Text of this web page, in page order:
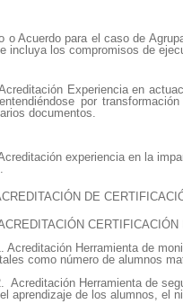
o Acuerdo para el caso de
incluya los compromisos de
Experiencia en
por
documentos.
experiencia en la
DE
Acreditación Herramienta de
como número de alumnos
Acreditación Herramienta de
aprendizaje de los alumnos, el